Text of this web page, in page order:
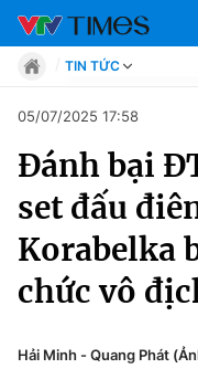
Chuyên mục
Tin tức
Move
Phong cách
TIN TỨC
Move
Phong cách
Chân dung
Sự kiện
Bóng đá
Thể thao điện tử
Các môn khác
Bên lề
05/07/2025 17:58
Đánh bại
set đấu
Korabelka
chức vô
Hải Minh - Quang Phát